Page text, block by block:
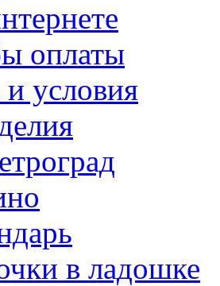
оплаты
условия
в ладошке